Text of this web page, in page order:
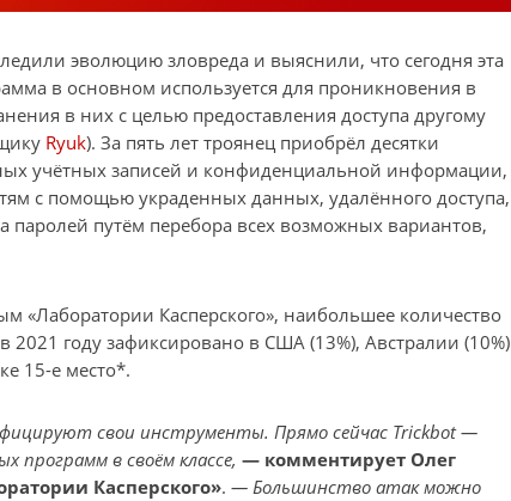
эволюцию зловреда и выяснили, что сегодня эта
в основном используется для проникновения в
в них с целью предоставления доступа другому
Ryuk). За пять лет троянец приобрёл десятки
учётных записей и конфиденциальной информации,
с помощью украденных данных, удалённого доступа,
паролей путём перебора всех возможных вариантов,
«Лаборатории Касперского», наибольшее количество
2021 году зафиксировано в США (13%), Австралии (10%)
15-е место*.
свои инструменты. Прямо сейчас Trickbot —
программ в своём классе, — комментирует Олег
Касперского». — Большинство атак можно